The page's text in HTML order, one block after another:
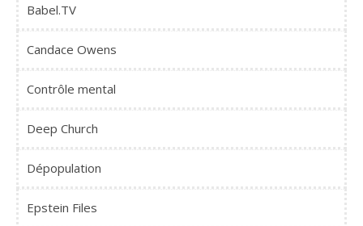
Babel.TV
Candace Owens
Contrôle mental
Deep Church
Dépopulation
Epstein Files